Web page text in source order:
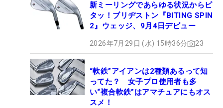
新ミーリングであらゆる状況からピ
タッ！ブリヂストン『BITING SPIN
2』ウェッジ、9月4日デビュー
2026年7月29日 (水) 15時36分 23
“軟鉄”アイアンは2種類あるって知
ってた？ 女子プロ使用者も多
い“複合軟鉄”はアマチュアにもオス
スメ！